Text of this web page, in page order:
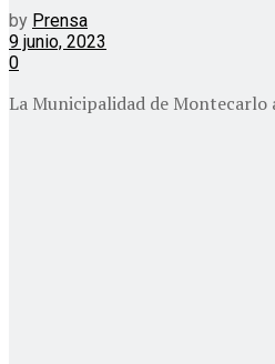
by Prensa
9 junio, 2023
0
La Municipalidad de